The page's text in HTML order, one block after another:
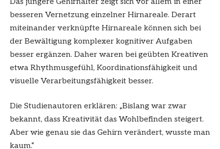
besseren Vernetzung einzelner Hirnareale. Derart
miteinander verknüpfte Hirnareale können sich bei
der Bewältigung komplexer kognitiver Aufgaben
besser ergänzen. Daher waren bei geübten Kreativen
etwa Rhythmusgefühl, Koordinationsfähigkeit und
visuelle Verarbeitungsfähigkeit besser.
Die Studienautoren erklären: „Bislang war zwar
bekannt, dass Kreativität das Wohlbefinden steigert.
Aber wie genau sie das Gehirn verändert, wusste man
kaum.“